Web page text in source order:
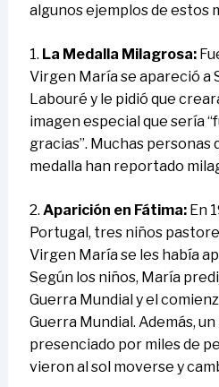
algunos ejemplos de estos
1. La Medalla Milagrosa:
Virgen María se apareció a
Labouré y le pidió que
imagen especial que sería
gracias”. Muchas personas
medalla han reportado
2. Aparición en Fátima:En
Portugal, tres niños
Virgen María se les había
Según los niños, María
Guerra Mundial y el
Guerra Mundial. Además,
presenciado por miles de
vieron al sol moverse y